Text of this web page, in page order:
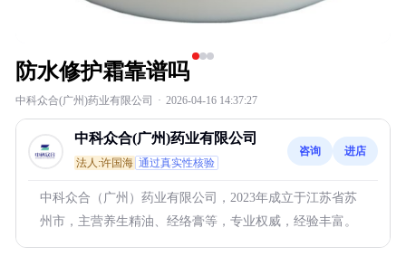
防水修护霜靠谱吗
中科众合(广州)药业有限公司 · 2026-04-16 14:37:27
中科众合(广州)药业有限公司
法人:许国海 通过真实性核验
咨询 进店
中科众合（广州）药业有限公司，2023年成立于江苏省苏
州市，主营养生精油、经络膏等，专业权威，经验丰富。